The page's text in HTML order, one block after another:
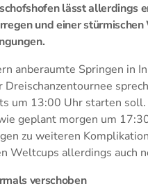
lässt allerdings
und einer
anberaumte Springen in
Dreischanzentournee
um 13:00 Uhr starten
geplant morgen um
zu weiteren
Weltcups allerdings auch
verschoben